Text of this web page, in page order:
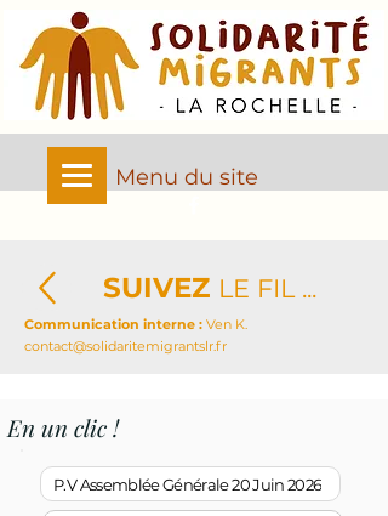
Menu du site
SUIVEZ LE FIL ...
Communication interne : Ven K.
contact@solidaritemigrantslr.fr
En un clic !
P.V Assemblée Générale 20 Juin 2026